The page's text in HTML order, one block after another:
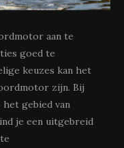
aan te
goed te
keuzes kan het
zijn. Bij
het gebied van
je een uitgebreid